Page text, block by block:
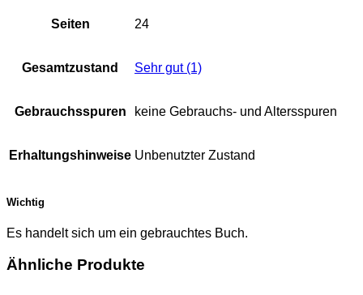
Seiten 24
Gesamtzustand Sehr gut (1)
Gebrauchsspuren keine Gebrauchs- und Altersspuren
Erhaltungshinweise Unbenutzter Zustand
Wichtig
Es handelt sich um ein gebrauchtes Buch.
Ähnliche Produkte